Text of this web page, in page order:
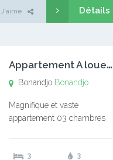
J'aime Détails
A
ppartement A louer Bonandjo
Bonandjo Bonandjo
Magnifique et vaste
appartement 03 chambres
douches 01 vaste salon 01
3
3